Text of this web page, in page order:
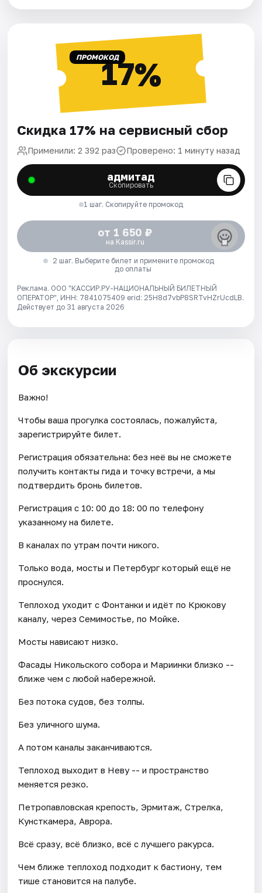
ПРОМОКОД17%
Скидка 17% на сервисный сбор
Применили: 2 392 раз Проверено: 1 минуту назад
адмитад
Скопировать
1 шаг. Скопируйте промокод
от 1 650 ₽
на Kassir.ru
2 шаг. Выберите билет и примените промокод
до оплаты
Реклама. ООО "КАССИР.РУ-НАЦИОНАЛЬНЫЙ БИЛЕТНЫЙ
ОПЕРАТОР", ИНН: 7841075409 erid: 25H8d7vbP8SRTvHZrUcdLB.
Действует до 31 августа 2026
Об экскурсии
Важно!
Чтобы ваша прогулка состоялась, пожалуйста,
зарегистрируйте билет.
Регистрация обязательна: без неё вы не сможете
получить контакты гида и точку встречи, а мы
подтвердить бронь билетов.
Регистрация с 10: 00 до 18: 00 по телефону
указанному на билете.
В каналах по утрам почти никого.
Только вода, мосты и Петербург который ещё не
проснулся.
Теплоход уходит с Фонтанки и идёт по Крюкову
каналу, через Семимостье, по Мойке.
Мосты нависают низко.
Фасады Никольского собора и Мариинки близко --
ближе чем с любой набережной.
Без потока судов, без толпы.
Без уличного шума.
А потом каналы заканчиваются.
Теплоход выходит в Неву -- и пространство
меняется резко.
Петропавловская крепость, Эрмитаж, Стрелка,
Кунсткамера, Аврора.
Всё сразу, всё близко, всё с лучшего ракурса.
Чем ближе теплоход подходит к бастиону, тем
тише становится на палубе.